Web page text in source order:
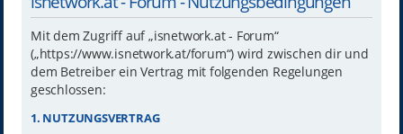
Mit dem Zugriff auf „isnetwork.at - Forum“
(„https://www.isnetwork.at/forum“) wird zwischen dir und
dem Betreiber ein Vertrag mit folgenden Regelungen
geschlossen:
1. NUTZUNGSVERTRAG